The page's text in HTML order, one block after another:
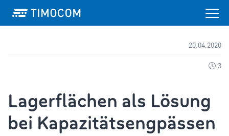
20.04.2020
3
Lagerflächen als Lösung
bei Kapazitätsengpässen